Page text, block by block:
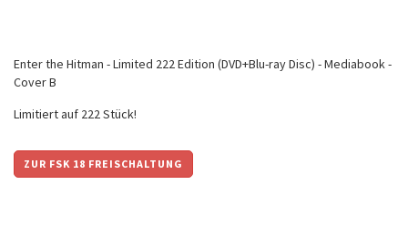
Enter the Hitman - Limited 222 Edition (DVD+Blu-ray Disc) - Mediabook -
Cover B
Limitiert auf 222 Stück!
ZUR FSK 18 FREISCHALTUNG